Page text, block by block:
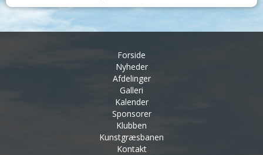
Forside
Nyheder
Afdelinger
Galleri
Kalender
Sponsorer
Klubben
Kunstgræsbanen
Kontakt